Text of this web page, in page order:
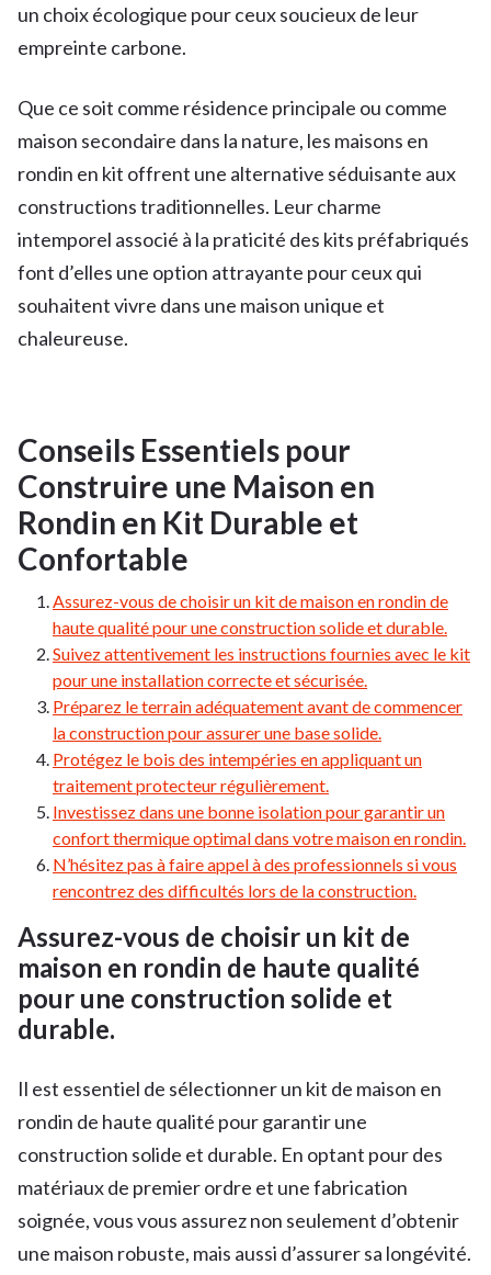
un choix écologique pour ceux soucieux de leur
empreinte carbone.
Que ce soit comme résidence principale ou comme
maison secondaire dans la nature, les maisons en
rondin en kit offrent une alternative séduisante aux
constructions traditionnelles. Leur charme
intemporel associé à la praticité des kits préfabriqués
font d’elles une option attrayante pour ceux qui
souhaitent vivre dans une maison unique et
chaleureuse.
Conseils Essentiels pour
Construire une Maison en
Rondin en Kit Durable et
Confortable
Assurez-vous de choisir un kit de maison en rondin de
haute qualité pour une construction solide et durable.
Suivez attentivement les instructions fournies avec le kit
pour une installation correcte et sécurisée.
Préparez le terrain adéquatement avant de commencer
la construction pour assurer une base solide.
Protégez le bois des intempéries en appliquant un
traitement protecteur régulièrement.
Investissez dans une bonne isolation pour garantir un
confort thermique optimal dans votre maison en rondin.
N’hésitez pas à faire appel à des professionnels si vous
rencontrez des difficultés lors de la construction.
Assurez-vous de choisir un kit de
maison en rondin de haute qualité
pour une construction solide et
durable.
Il est essentiel de sélectionner un kit de maison en
rondin de haute qualité pour garantir une
construction solide et durable. En optant pour des
matériaux de premier ordre et une fabrication
soignée, vous vous assurez non seulement d’obtenir
une maison robuste, mais aussi d’assurer sa longévité.